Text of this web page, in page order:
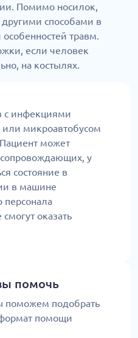
Помимо носилок,
другими способами в
особенностей травм.
если человек
на костылях.
с инфекциями
микроавтобусом
может
сопровождающих, у
состояние в
в машине
персонала
оказать
помочь
поможем подобрать
помощи